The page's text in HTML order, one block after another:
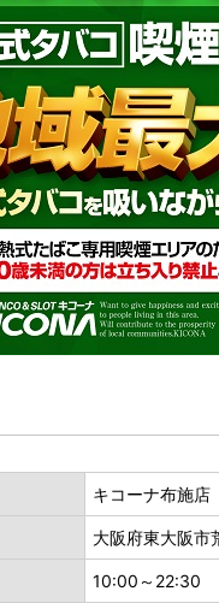
キコーナ布施店
大阪府東大阪市
10:00～22:30